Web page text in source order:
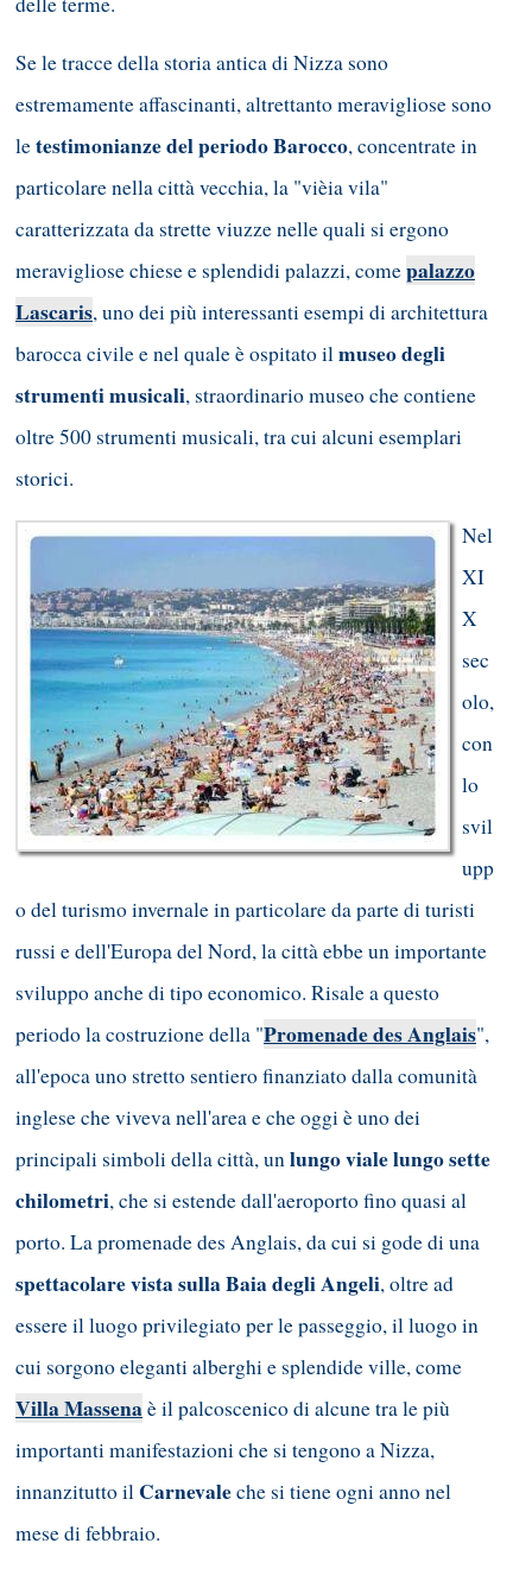
Se le tracce della storia antica di Nizza sono
estremamente affascinanti, altrettanto meravigliose sono
letestimonianze del periodo Barocco, concentrate in
particolare nella città vecchia, la "vièia vila"
caratterizzata da strette viuzze nelle quali si ergono
meravigliose chiese e splendidi palazzi, comepalazzo
Lascaris, uno dei più interessanti esempi di architettura
barocca civile e nel quale è ospitato il museo degli
strumenti musicali, straordinario museo che contiene
oltre 500 strumenti musicali, tra cui alcuni esemplari
storici.
Nel
XI
X
sec
olo,
con
lo
svil
upp
o del turismo invernale in particolare da parte di turisti
russi e dell'Europa del Nord, la città ebbe un importante
sviluppo anche di tipo economico. Risale a questo
periodo la costruzione della "Promenade des Anglais",
all'epoca uno stretto sentiero finanziato dalla comunità
inglese che viveva nell'area e che oggi è uno dei
principali simboli della città, unlungo viale lungo sette
chilometri, che si estende dall'aeroporto fino quasi al
porto. La promenade des Anglais, da cui si gode di una
spettacolare vista sulla Baia degli Angeli, oltre ad
essere il luogo privilegiato per le passeggio, il luogo in
cui sorgono eleganti alberghi e splendide ville, come
Villa Massenaè il palcoscenico di alcune tra le più
importanti manifestazioni che si tengono a Nizza,
innanzitutto il Carnevaleche si tiene ogni anno nel
mese di febbraio.